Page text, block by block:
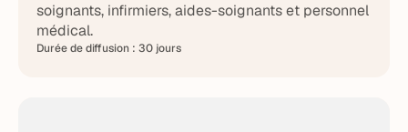
soignants, infirmiers, aides-soignants et personnel
médical.
Durée de diffusion :30 jours